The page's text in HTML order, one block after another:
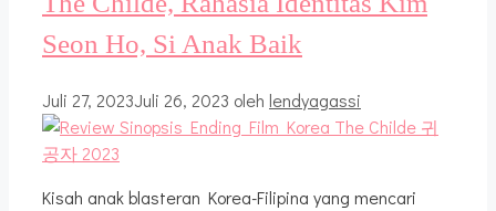
Seon Ho, Si Anak Baik
Juli 27, 2023Juli 26, 2023 oleh lendyagassi
Kisah anak blasteran Korea-Filipina yang mencari